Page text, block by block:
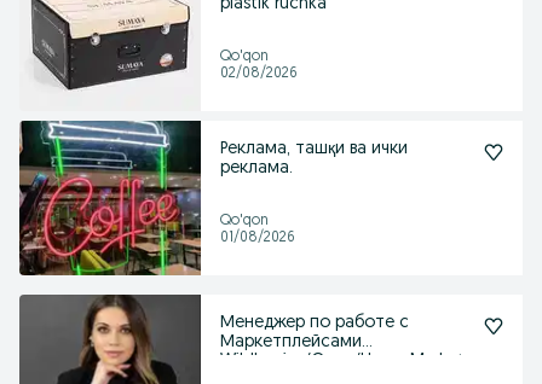
plastik ruchka
Qo'qon
02/08/2026
Реклама, ташқи ва ички
реклама.
Qo'qon
01/08/2026
Менеджер по работе с
Маркетплейсами